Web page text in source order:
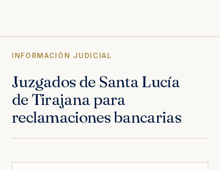
INFORMACIÓN JUDICIAL
Juzgados de Santa Lucía
de Tirajana para
reclamaciones bancarias